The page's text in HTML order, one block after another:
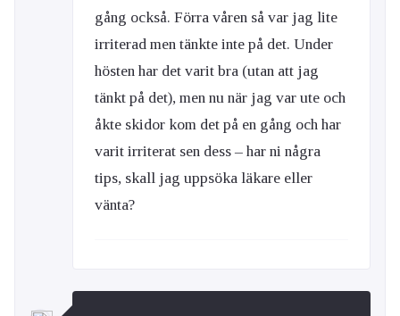
gång också. Förra våren så var jag lite
irriterad men tänkte inte på det. Under
hösten har det varit bra (utan att jag
tänkt på det), men nu när jag var ute och
åkte skidor kom det på en gång och har
varit irriterat sen dess – har ni några
tips, skall jag uppsöka läkare eller
vänta?